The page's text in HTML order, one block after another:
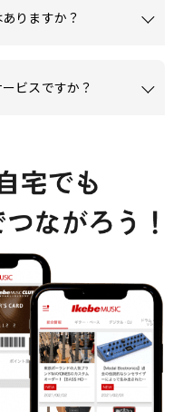
りますか？
ビスですか？